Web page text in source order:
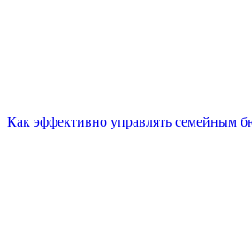
Как эффективно управлять семейным